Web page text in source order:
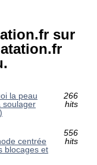
sur
la peau
soulager
266
hits
centrée
blocages et
556
hits